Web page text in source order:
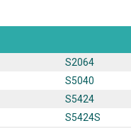
S2064
S5040
S5424
S5424S